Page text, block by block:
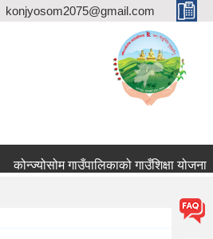
konjyosom2075@gmail.com
कोन्ज्योसोम गाउँपालिकाको गाउँशिक्षा योजना